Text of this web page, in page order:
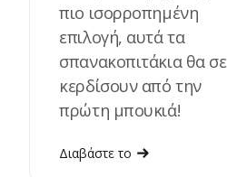
πιο ισορροπημένη
επιλογή, αυτά τα
σπανακοπιτάκια θα σε
κερδίσουν από την
πρώτη μπουκιά!
Διαβάστε το